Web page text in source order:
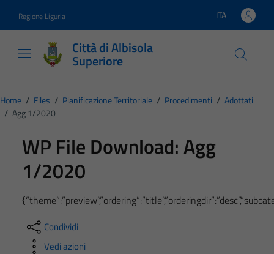
Regione Liguria Lingua attiva:
ITA
Città di Albisola
Superiore
Home / Files / Pianificazione Territoriale / Procedimenti / Adottati
/ Agg 1/2020
WP File Download: Agg
1/2020
Condividi
Vedi azioni